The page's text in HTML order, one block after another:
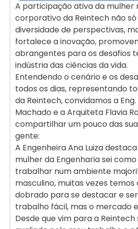
A participação ativa da mulher
corporativo da Reintech não
diversidade de perspectivas,
fortalece a inovação,
abrangentes para os desafios
indústria das ciências da vida.
Entendendo o cenário e os
todos os dias, representando
da Reintech, convidamos a Eng.
Machado e a Arquiteta Flavia
compartilhar um pouco das
gente:
A Engenheira Ana Luiza
mulher da Engenharia sei
trabalhar num ambiente
masculino, muitas vezes
dobrado para se destacar e
trabalho fácil, mas o mercado
Desde que vim para a